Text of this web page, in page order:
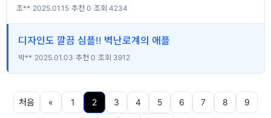
조** 2025.01.15 추천 0 조회 4234
디자인도 깔끔 심플!! 벽난로계의 애플
박** 2025.01.03 추천 0 조회 3912
처음 « 1 2 3 4 5 6 7 8 9